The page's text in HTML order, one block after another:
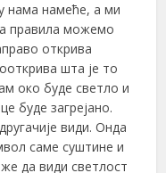
нама намеће, а ми
правила можемо
открива
шта је то
око буде светло и
буде загрејано.
види. Онда
саме суштине и
да види светлост